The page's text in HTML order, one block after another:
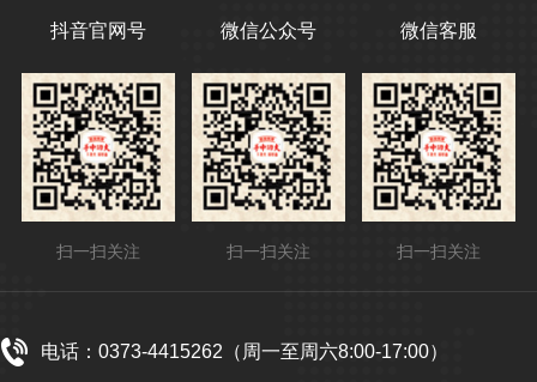
抖音官网号
扫一扫关注
微信公众号
扫一扫关注
微信客服
扫一扫关注
电话：0373-4415262（周一至周六8:00-17:00）